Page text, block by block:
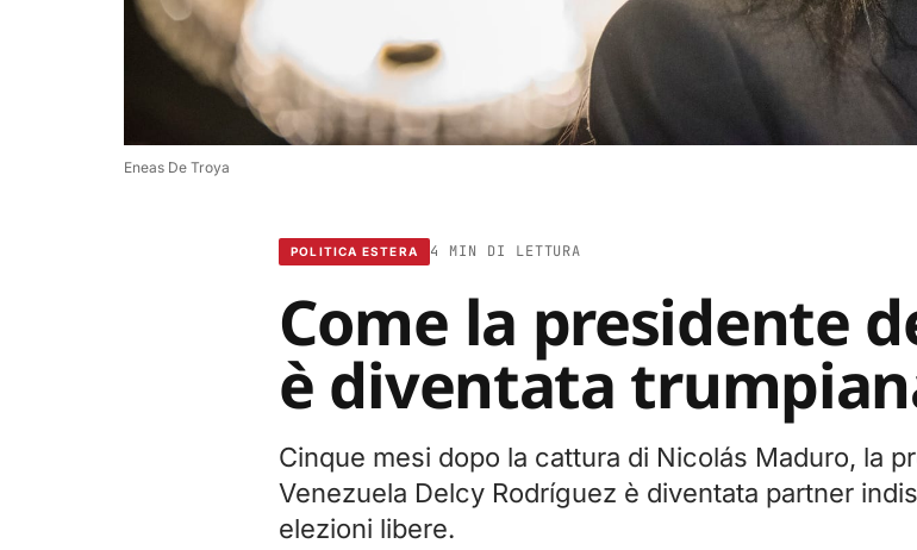
Eneas De Troya
POLITICA ESTERA 4 MIN DI LETTURA
Come la presidente
è diventata
Cinque mesi dopo la cattura di Nicolás Maduro, la
Venezuela Delcy Rodríguez è diventata partner
elezioni libere.